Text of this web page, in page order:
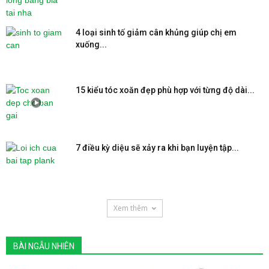
4 loại sinh tố giảm cân khủng giúp chị em
xuống...
15 kiểu tóc xoăn đẹp phù hợp với từng độ dài...
7 điều kỳ diệu sẽ xảy ra khi bạn luyện tập...
Xem thêm
BÀI NGẪU NHIÊN